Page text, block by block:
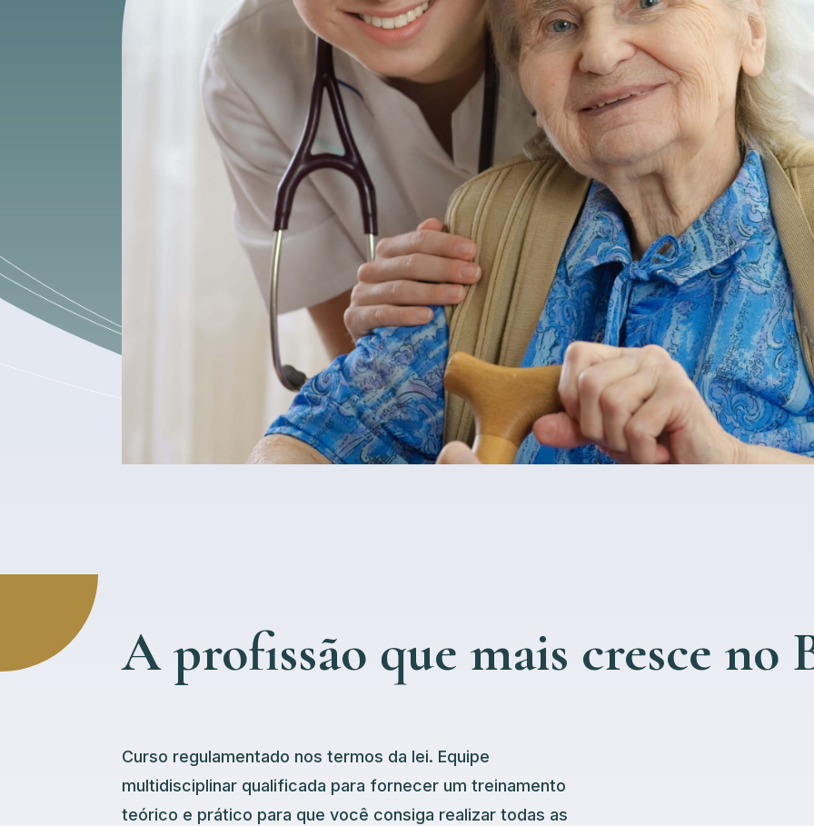
A profissão que mais cresce no
Curso regulamentado nos termos da lei. Equipe
multidisciplinar qualificada para fornecer um treinamento
teórico e prático para que você consiga realizar todas as